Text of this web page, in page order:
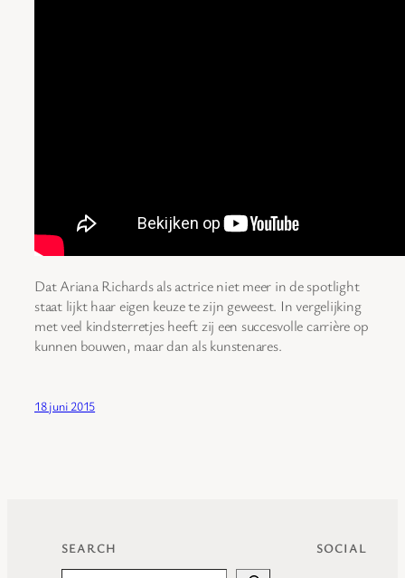
Dat Ariana Richards als actrice niet meer in de spotlight
staat lijkt haar eigen keuze te zijn geweest. In vergelijking
met veel kindsterretjes heeft zij een succesvolle carrière op
kunnen bouwen, maar dan als kunstenares.
18 juni 2015
SEARCH SOCIAL